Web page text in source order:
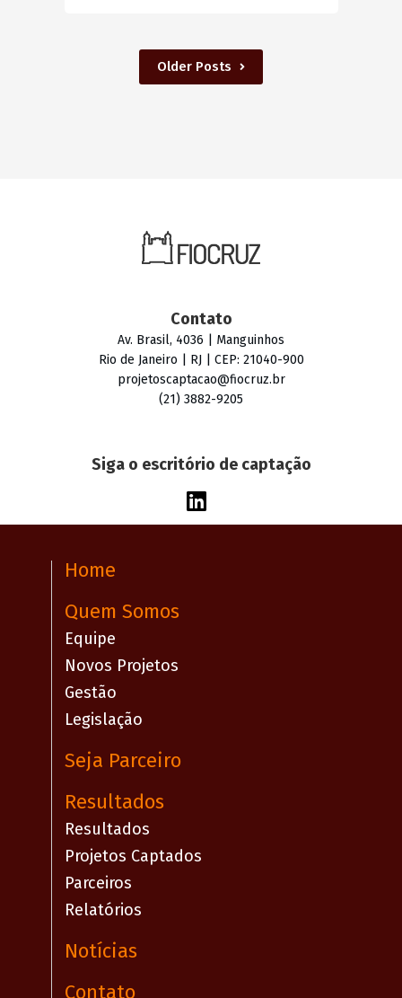
Older Posts
Contato
Av. Brasil, 4036 | Manguinhos
Rio de Janeiro | RJ | CEP: 21040-900
projetoscaptacao@fiocruz.br
(21) 3882-9205
Siga o escritório de captação
Home
Quem Somos
Equipe
Novos Projetos
Gestão
Legislação
Seja Parceiro
Resultados
Resultados
Projetos Captados
Parceiros
Relatórios
Notícias
Contato